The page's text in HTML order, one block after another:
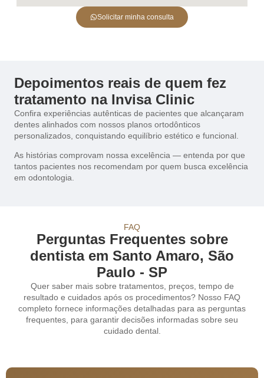
Solicitar minha consulta
Depoimentos reais de quem fez
tratamento na Invisa Clinic
Confira experiências autênticas de pacientes que alcançaram
dentes alinhados com nossos planos ortodônticos
personalizados, conquistando equilíbrio estético e funcional.
As histórias comprovam nossa excelência — entenda por que
tantos pacientes nos recomendam por quem busca excelência
em odontologia.
FAQ
Perguntas Frequentes sobre
dentista em Santo Amaro, São
Paulo - SP
Quer saber mais sobre tratamentos, preços, tempo de
resultado e cuidados após os procedimentos? Nosso FAQ
completo fornece informações detalhadas para as perguntas
frequentes, para garantir decisões informadas sobre seu
cuidado dental.